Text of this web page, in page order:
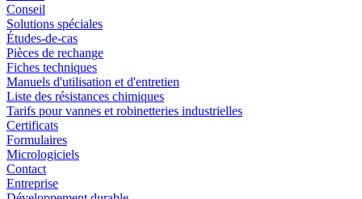
Conseil
Solutions spéciales
Études-de-cas
Pièces de rechange
Fiches techniques
Manuels d'utilisation et d'entretien
Liste des résistances chimiques
Tarifs pour vannes et robinetteries industrielles
Certificats
Formulaires
Micrologiciels
Contact
Entreprise